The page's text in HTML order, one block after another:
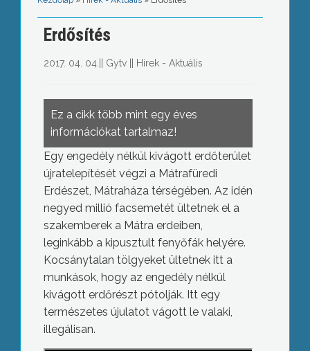
Erdősítés
2017. 04. 04. Gytv|| Hírek - Aktuális
Ez a cikk több mint egy éves
információkat tartalmaz!
Egy engedély nélkül kivágott erdőterület
újratelepítését végzi a Mátrafüredi
Erdészet, Mátraháza térségében. Az idén
negyed millió facsemetét ültetnek el a
szakemberek a Mátra erdeiben,
leginkább a kipusztult fenyőfák helyére.
Kocsánytalan tölgyeket ültetnek itt a
munkások, hogy az engedély nélkül
kivágott erdőrészt pótolják. Itt egy
természetes újulatot vágott le valaki,
illegálisan.